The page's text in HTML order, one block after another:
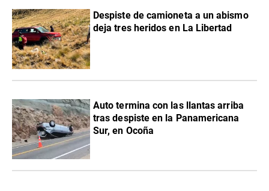
Despiste de camioneta a un abismo
deja tres heridos en La Libertad
Auto termina con las llantas arriba
tras despiste en la Panamericana
Sur, en Ocoña